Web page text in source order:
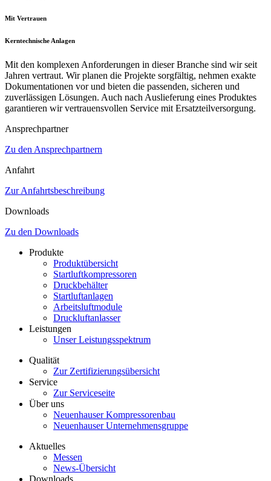
Mit Vertrauen
Kerntechnische Anlagen
Mit den komplexen Anforderungen in dieser Branche sind wir seit
Jahren vertraut. Wir planen die Projekte sorgfältig, nehmen exakte
Dokumentationen vor und bieten die passenden, sicheren und
zuverlässigen Lösungen. Auch nach Auslieferung eines Produktes
garantieren wir vertrauensvollen Service mit Ersatzteilversorgung.
Ansprechpartner
Zu den Ansprechpartnern
Anfahrt
Zur Anfahrtsbeschreibung
Downloads
Zu den Downloads
Produkte
Produktübersicht
Startluftkompressoren
Druckbehälter
Startluftanlagen
Arbeitsluftmodule
Druckluftanlasser
Leistungen
Unser Leistungsspektrum
Qualität
Zur Zertifizierungsübersicht
Service
Zur Serviceseite
Über uns
Neuenhauser Kompressorenbau
Neuenhauser Unternehmensgruppe
Aktuelles
Messen
News-Übersicht